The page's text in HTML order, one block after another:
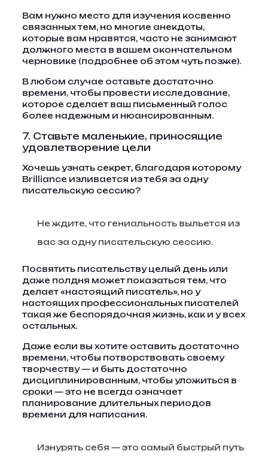
Вам нужно место для изучения косвенно
связанных тем, но многие анекдоты,
которые вам нравятся, часто не занимают
должного места в вашем окончательном
черновике (подробнее об этом чуть позже).
В любом случае оставьте достаточно
времени, чтобы провести исследование,
которое сделает ваш письменный голос
более надежным и нюансированным.
7. Ставьте маленькие, приносящие
удовлетворение цели
Хочешь узнать секрет, благодаря которому
Brilliance изливается из тебя за одну
писательскую сессию?
Не ждите, что гениальность выльется из
вас за одну писательскую сессию.
Посвятить писательству целый день или
даже полдня может показаться тем, что
делает «настоящий писатель», но у
настоящих профессиональных писателей
такая же беспорядочная жизнь, как и у всех
остальных.
Даже если вы хотите оставить достаточно
времени, чтобы потворствовать своему
творчеству — и быть достаточно
дисциплинированным, чтобы уложиться в
сроки — это не всегда означает
планирование длительных периодов
времени для написания.
Изнурять себя — это самый быстрый путь